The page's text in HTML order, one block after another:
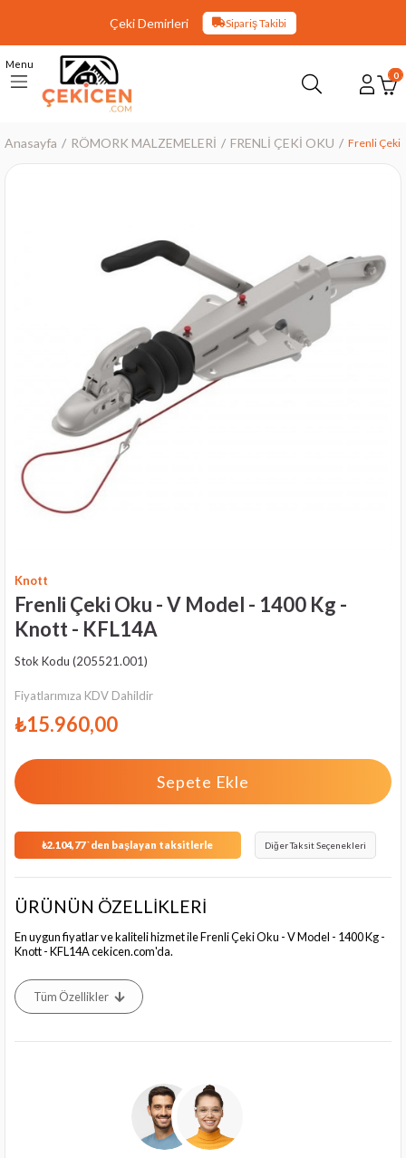
Çeki Demirleri Sipariş Takibi
Menu
0
Anasayfa RÖMORK MALZEMELERİ FRENLİ ÇEKİ OKU Frenli Çeki
Knott
Frenli Çeki Oku - V Model - 1400 Kg -
Knott - KFL14A
Stok Kodu (205521.001)
Fiyatlarımıza KDV Dahildir
₺15.960,00
₺2.104,77`den başlayan taksitlerle Diğer Taksit Seçenekleri
ÜRÜNÜN ÖZELLİKLERİ
En uygun fiyatlar ve kaliteli hizmet ile Frenli Çeki Oku - V Model - 1400 Kg -
Knott - KFL14A cekicen.com'da.
Tüm Özellikler